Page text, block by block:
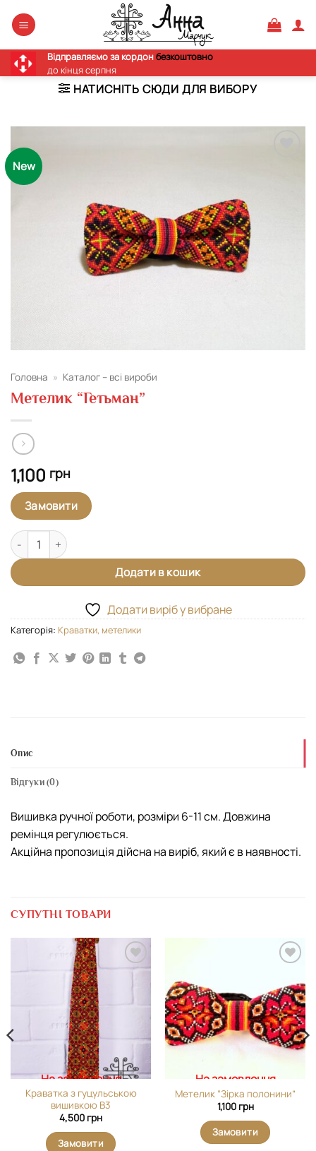
Відправляємо за кордонбезкоштовно
до кінця серпня
НАТИСНІТЬ СЮДИ ДЛЯ ВИБОРУ
New
Головна » Каталог – всі вироби
Метелик “Гетьман”
1,100 грн
Замовити
Метелик "Гетьман" кількість
Додати в кошик
Додати виріб у вибране
Категорія: Краватки, метелики
Опис
Відгуки (0)
Вишивка ручної роботи, розміри 6-11 см. Довжина
ремінця регулюється.
Акційна пропозиція дійсна на виріб, який є в наявності.
СУПУТНІ ТОВАРИ
Додати
На замовлення
Краватка з гуцульською
вишивкою В3
4,500 грн
Замовити
виріб у
вибране
На замовлення
Метелик “Зірка полонини”
1,100 грн
Замовити